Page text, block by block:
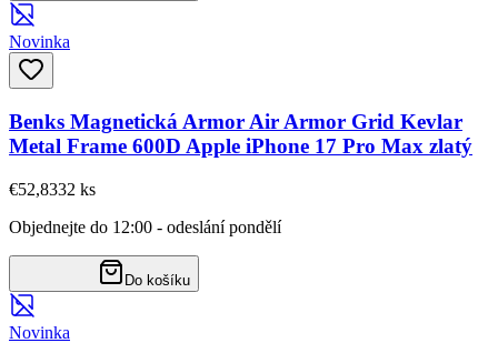
Novinka
Benks Magnetická Armor Air Armor Grid Kevlar
Metal Frame 600D Apple iPhone 17 Pro Max zlatý
€52,8332 ks
Objednejte do 12:00 - odeslání pondělí
Do košíku
Novinka